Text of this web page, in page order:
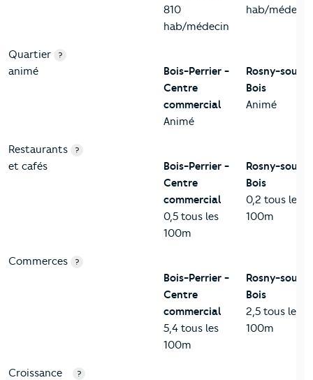
810
hab/médecin
hab/médecin
Quartier
animé
?
Bois-Perrier -
Centre
commercial
Animé
Rosny-sous-
Bois
Animé
Restaurants
et cafés
?
Bois-Perrier -
Centre
commercial
0,5 tous les
100m
Rosny-sous-
Bois
0,2 tous les
100m
Commerces ?
Bois-Perrier -
Centre
commercial
5,4 tous les
100m
Rosny-sous-
Bois
2,5 tous les
100m
Croissance
?